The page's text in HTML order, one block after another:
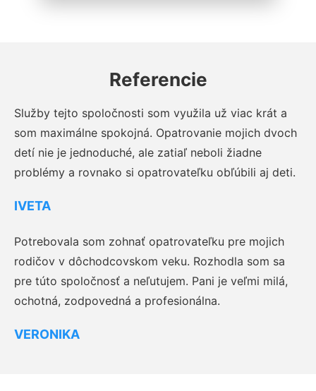
Referencie
Služby tejto spoločnosti som využila už viac krát a
som maximálne spokojná. Opatrovanie mojich dvoch
detí nie je jednoduché, ale zatiaľ neboli žiadne
problémy a rovnako si opatrovateľku obľúbili aj deti.
IVETA
Potrebovala som zohnať opatrovateľku pre mojich
rodičov v dôchodcovskom veku. Rozhodla som sa
pre túto spoločnosť a neľutujem. Pani je veľmi milá,
ochotná, zodpovedná a profesionálna.
VERONIKA